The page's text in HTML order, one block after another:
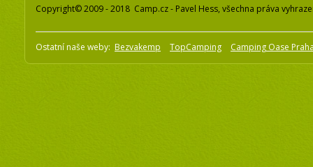
Copyright© 2009 - 2018 Camp.cz - Pavel Hess, všechna práva
Ostatní naše weby: Bezvakemp TopCamping Camping Oase